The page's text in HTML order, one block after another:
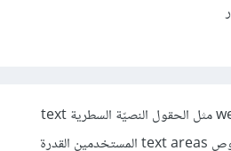
تمنح نماذج الويب web forms مثل الحقول النصيّة السطرية text
fields وصناديق إدخال النصوص text areas المستخدمين القدرة